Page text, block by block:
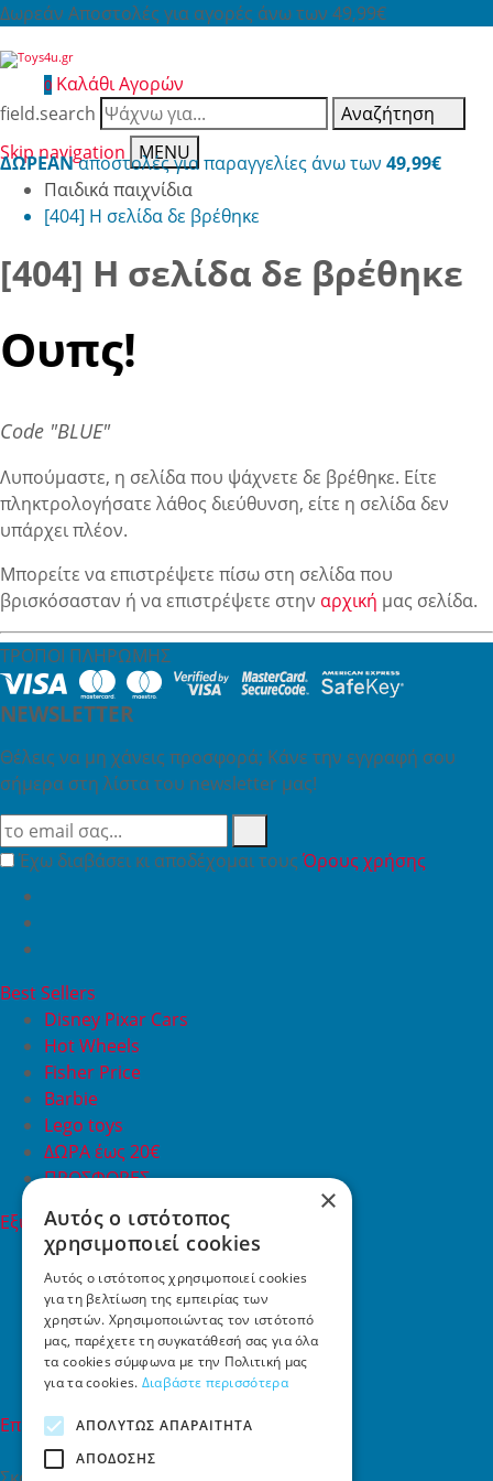
Δωρεάν Αποστολές για αγορές άνω των 49,99€
0 Καλάθι Αγορών
field.search
Αναζήτηση
Skip navigation
MENU
ΔΩΡΕΑΝαποστολές για παραγγελίες άνω των 49,99€
Παιδικά παιχνίδια
[404] Η σελίδα δε βρέθηκε
[404] Η σελίδα δε βρέθηκε
Ουπς!
Code "BLUE"
Λυπούμαστε, η σελίδα που ψάχνετε δε βρέθηκε. Είτε
πληκτρολογήσατε λάθος διεύθυνση, είτε η σελίδα δεν
υπάρχει πλέον.
Μπορείτε να επιστρέψετε πίσω στη σελίδα που
βρισκόσασταν ή να επιστρέψετε στην αρχική μας σελίδα.
ΤΡΟΠΟΙ ΠΛΗΡΩΜΗΣ
NEWSLETTER
Θέλεις να μη χάνεις προσφορά; Κάνε την εγγραφή σου
σήμερα στη λίστα του newsletter μας!
Έχω διαβάσει κι αποδέχομαι τουςΌρους χρήσης
Best Sellers
Disney Pixar Cars
Hot Wheels
Fisher Price
Barbie
Lego toys
ΔΩΡΑ έως 20€
ΠΡΟΣΦΟΡΕΣ
Εξυπηρέτηση Πελατών
Εξυπηρέτηση πελατών
Συχνές ερωτήσεις
Όροι χρήσης
Τρόποι Πληρωμής
Επιστροφές
Επικοινωνία
Επικοινωνία
×
Αυτός ο ιστότοπος
χρησιμοποιεί cookies
Αυτός ο ιστότοπος χρησιμοποιεί cookies
για τη βελτίωση της εμπειρίας των
χρηστών. Χρησιμοποιώντας τον ιστότοπό
μας, παρέχετε τη συγκατάθεσή σας για όλα
τα cookies σύμφωνα με την Πολιτική μας
για τα cookies. Διαβάστε περισσότερα
ΑΠΟΛΎΤΩΣ ΑΠΑΡΑΊΤΗΤΑ
ΑΠΌΔΟΣΗΣ